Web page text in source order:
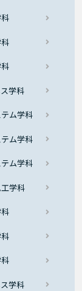
学科
ム学科
ム学科
ム学科
学科
学科